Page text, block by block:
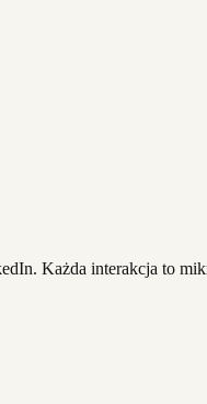
Każda interakcja to